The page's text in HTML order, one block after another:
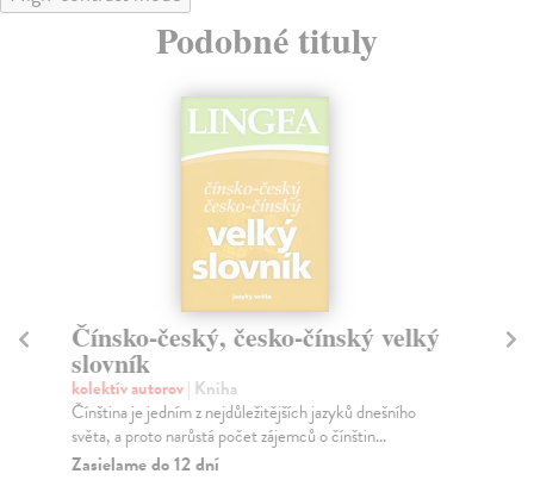
Podobné tituly
Čínsko-český, česko-čínský velký
slovník
kolektív autorov| Kniha
Čínština je jedním z nejdůležitějších jazyků dnešního
světa, a proto narůstá počet zájemců o čínštin...
Zasielame do 12 dní